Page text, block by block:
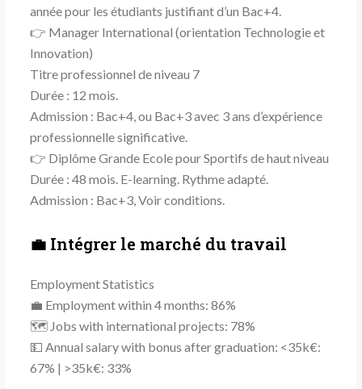
année pour les étudiants justifiant d’un Bac+4.
👉 Manager International (orientation Technologie et
Innovation)
Titre professionnel de niveau 7
Durée : 12 mois.
Admission : Bac+4, ou Bac+3 avec 3 ans d’expérience
professionnelle significative.
👉 Diplôme Grande Ecole pour Sportifs de haut niveau
Durée : 48 mois. E-learning. Rythme adapté.
Admission : Bac+3, Voir conditions.
💼 Intégrer le marché du travail
Employment Statistics
💼 Employment within 4 months: 86%
🗺 Jobs with international projects: 78%
💵 Annual salary with bonus after graduation: <35k€:
67% | >35k€: 33%